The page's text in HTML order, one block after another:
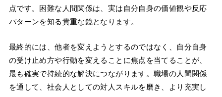
点です。困難な人間関係は、実は自分自身の価値観や反応
パターンを知る貴重な鏡となります。
最終的には、他者を変えようとするのではなく、自分自身
の受け止め方や行動を変えることに焦点を当てることが、
最も確実で持続的な解決につながります。職場の人間関係
を通して、社会人としての対人スキルを磨き、より充実し